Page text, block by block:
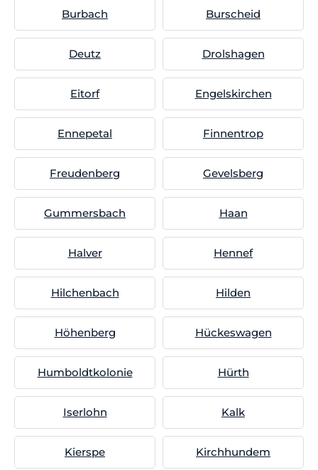
Burbach Burscheid
Deutz Drolshagen
Eitorf Engelskirchen
Ennepetal Finnentrop
Freudenberg Gevelsberg
Gummersbach Haan
Halver Hennef
Hilchenbach Hilden
Höhenberg Hückeswagen
Humboldtkolonie Hürth
Iserlohn Kalk
Kierspe Kirchhundem